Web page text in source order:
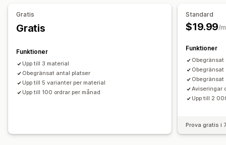
Aviseringar och analysverktyg
Aviseringar om lågt lager
Aviseringar om slut i lager
Analysverktyg
Gratis
Gratis
Funktioner
Upp till 3 material
Obegränsat antal platser
Upp till 5 varianter per material
Upp till 100 ordrar per månad
Standard
$19.99/
Funktioner
Aviseringar
Upp till 2
Prova gratis i